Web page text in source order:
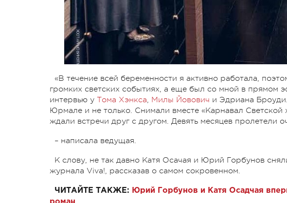
«В течение всей беременности я активно работала,
громких светских событиях, а еще был со мной в прямом
интервью у Тома Хэнкса, Милы Йовович и Эдриана
Юрмале и не только. Снимали вместе «Карнавал Светской
ждали встречи друг с другом. Девять месяцев пролетели
– написала ведущая.
К слову, не так давно Катя Осачая и Юрий Горбунов
журнала Viva!, рассказав о самом сокровенном.
ЧИТАЙТЕ ТАКЖЕ: Юрий Горбунов и Катя Осадчая